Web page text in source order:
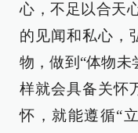
心，不足以合天
的见闻和私心，
物，做到“体物未
样就会具备关怀
怀，就能遵循“